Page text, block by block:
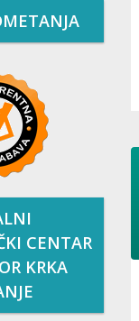
CENTAR
KRKA